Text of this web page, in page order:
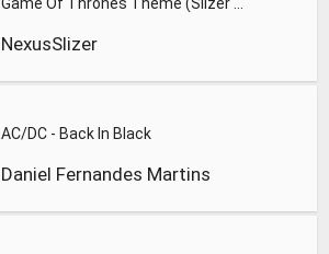
NexusSlizer
AC/DC - Back In Black
Daniel Fernandes Martins